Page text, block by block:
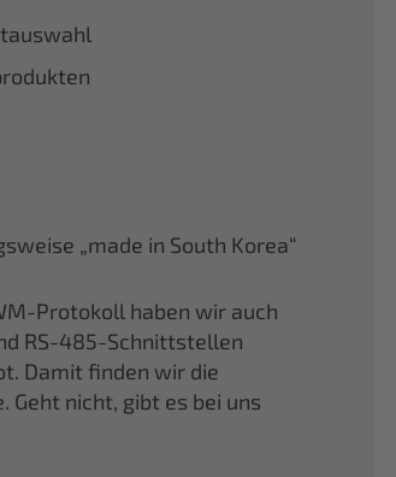
„made in South Korea“
Protokoll haben wir auch
RS-485-Schnittstellen
Damit finden wir die
Geht nicht, gibt es bei uns